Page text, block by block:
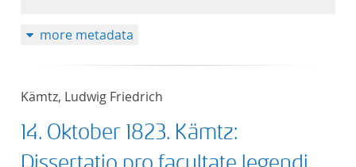
more metadata
Kämtz, Ludwig Friedrich
14. Oktober 1823. Kämtz: